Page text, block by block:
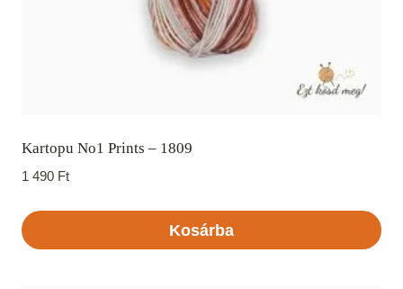
Kartopu No1 Prints – 1809
1 490 Ft
Kosárba